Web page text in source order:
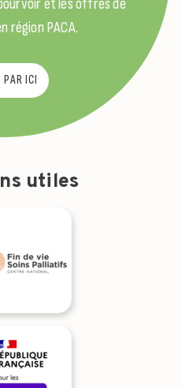
région PACA.
ICI
utiles